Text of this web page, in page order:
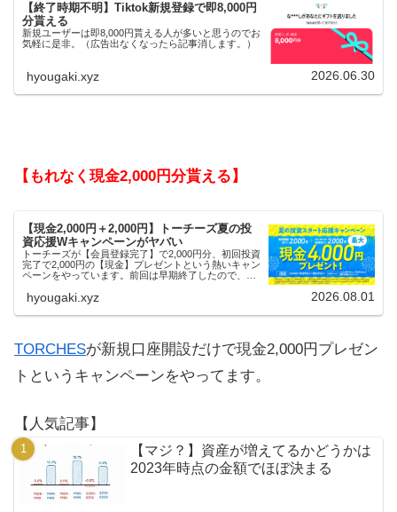
【終了時期不明】Tiktok新規登録で即8,000円
分貰える
新規ユーザーは即8,000円貰える人が多いと思うのでお
気軽に是非。（広告出なくなったら記事消します。）
hyougaki.xyz 2026.06.30
【もれなく現金2,000円分貰える】
【現金2,000円＋2,000円】トーチーズ夏の投
資応援Wキャンペーンがヤバい
トーチーズが【会員登録完了】で2,000円分、初回投資
完了で2,000円の【現金】プレゼントという熱いキャン
ペーンをやっています。前回は早期終了したので、使
hyougaki.xyz 2026.08.01
TORCHESが新規口座開設だけで現金2,000円プレゼン
トというキャンペーンをやってます。
【人気記事】
【マジ？】資産が増えてるかどうかは
2023年時点の金額でほぼ決まる